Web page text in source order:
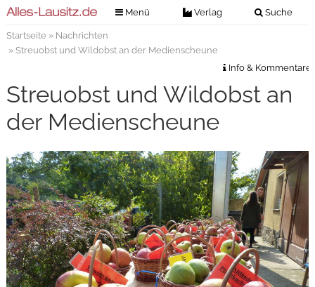
Menü Verlag Suche
Verlag
Kontakt
Impressum
Veranstaltungstickets
Anzeigenannahme
Anzeigensuche
Digitale Ausgaben
Startseite» Nachrichten
» Streuobst und Wildobst an der Medienscheune
Info & Kommentare
Streuobst und Wildobst an
der Medienscheune